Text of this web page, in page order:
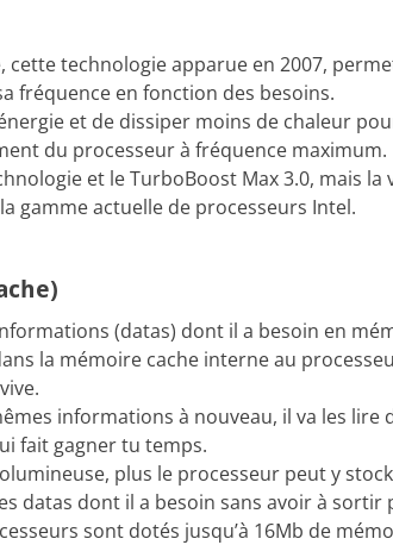
cette technologie apparue en 2007,
fréquence en fonction des besoins.
et de dissiper moins de chaleur
du processeur à fréquence maximum.
et le TurboBoost Max 3.0, mais
gamme actuelle de processeurs Intel.
(datas) dont il a besoin en
la mémoire cache interne au
informations à nouveau, il va les lire
fait gagner tu temps.
plus le processeur peut y
datas dont il a besoin sans avoir à sortir
sont dotés jusqu’à 16Mb de